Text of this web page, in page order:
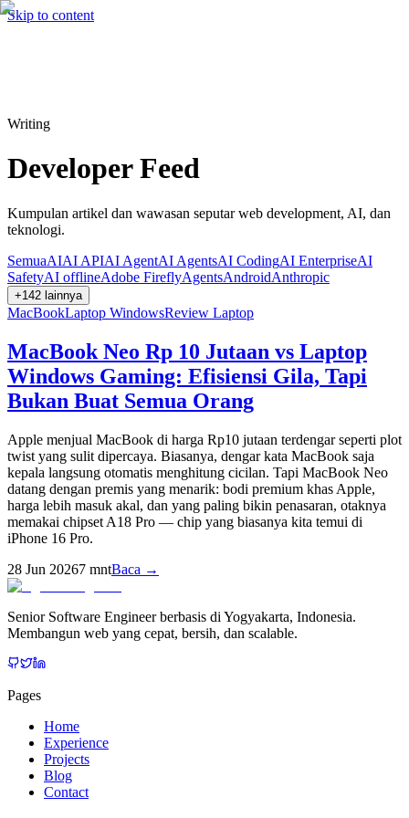
Skip to content
Cari⌘K Hire me
Writing
Developer Feed
Kumpulan artikel dan wawasan seputar web development, AI, dan
teknologi.
SemuaAIAI APIAI AgentAI AgentsAI CodingAI EnterpriseAI
SafetyAI offlineAdobe FireflyAgentsAndroidAnthropic
+142 lainnya
MacBookLaptop WindowsReview Laptop
MacBook Neo Rp 10 Jutaan vs Laptop
Windows Gaming: Efisiensi Gila, Tapi
Bukan Buat Semua Orang
Apple menjual MacBook di harga Rp10 jutaan terdengar seperti plot
twist yang sulit dipercaya. Biasanya, dengar kata MacBook saja
kepala langsung otomatis menghitung cicilan. Tapi MacBook Neo
datang dengan premis yang menarik: bodi premium khas Apple,
harga lebih masuk akal, dan yang paling bikin penasaran, otaknya
memakai chipset A18 Pro — chip yang biasanya kita temui di
iPhone 16 Pro.
28 Jun 20267 mntBaca →
Senior Software Engineer berbasis di Yogyakarta, Indonesia.
Membangun web yang cepat, bersih, dan scalable.
Pages
Home
Experience
Projects
Blog
Contact